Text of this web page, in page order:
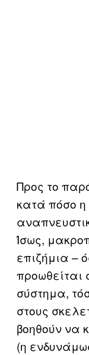
Προς το
κατά πόσο η
Ίσως,
επιζήμια –
προωθείται
σύστημα,
στους
βοηθούν να
(η